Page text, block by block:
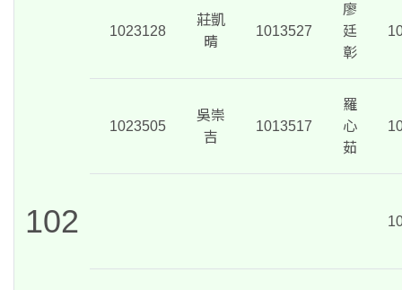
102
1023128
莊凱
晴
1013527
廖
廷
彰
1023505
吳崇
吉
1013517
羅
心
茹